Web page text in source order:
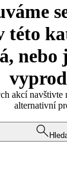
této
nebo
akcí
alternativní